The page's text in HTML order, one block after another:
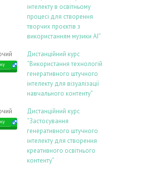
інтелекту в освітньому
процесі для створення
творчих проєктів з
використанням музики АІ”
Дистанційний курс
“Використання технологій
генеративного штучного
інтелекту для візуалізації
навчального контенту”
Дистанційний курс
“Застосування
генеративного штучного
інтелекту для створення
креативного освітнього
контенту”